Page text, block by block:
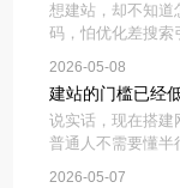
擎！
想建站，却不知道
码，怕优化差搜索
好解决这些难题
2026-05-08
建站的门槛已经
的全流程！
说实话，现在搭建
普通人不需要懂半
2026-05-07